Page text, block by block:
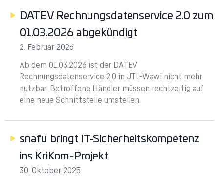
DATEV Rechnungsdatenservice 2.0 zum
01.03.2026 abgekündigt
2. Februar 2026
Ab dem 01.03.2026 ist der DATEV
Rechnungsdatenservice 2.0 in JTL-Wawi nicht mehr
nutzbar. Betroffene Händler müssen rechtzeitig auf
eine neue Schnittstelle umstellen.
snafu bringt IT-Sicherheitskompetenz
ins KriKom-Projekt
30. Oktober 2025